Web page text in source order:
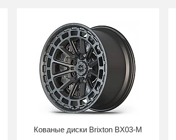
Кованые диски Brixton BX03-M